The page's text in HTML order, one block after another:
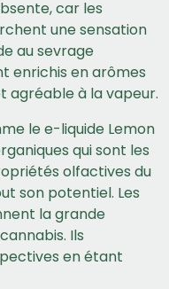
car les
une sensation
au sevrage
enrichis en arômes
agréable à la vapeur.
le e-liquide Lemon
qui sont les
olfactives du
son potentiel. Les
la grande
Ils
en étant